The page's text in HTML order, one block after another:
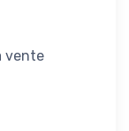
vente